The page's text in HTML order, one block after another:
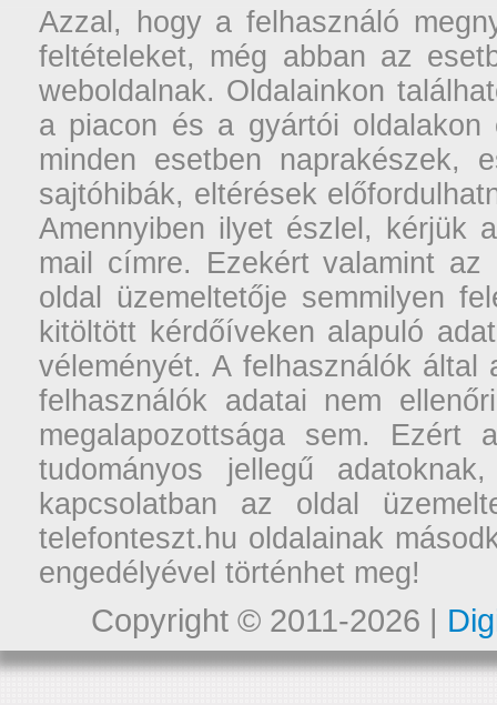
Azzal, hogy a felhasználó
feltételeket, még abban az
weboldalnak. Oldalainkon
a piacon és a gyártói oldalakon
minden esetben naprakészek,
sajtóhibák, eltérések
Amennyiben ilyet észlel, kérjük
mail címre. Ezekért valamint
oldal üzemeltetője semmilyen
kitöltött kérdőíveken alapuló
véleményét. A felhasználók
felhasználók adatai nem
megalapozottsága sem. Ezért
tudományos jellegű
kapcsolatban az oldal
telefonteszt.hu oldalainak
engedélyével történhet meg!
Copyright © 2011-2026 |